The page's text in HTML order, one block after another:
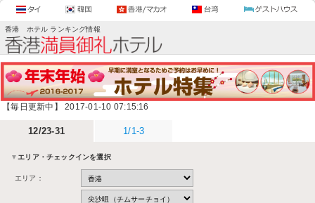
香港 尖沙咀（チムサーチョイ） ホテル 年末年始に泊まれるホテル空室検索
香港 ホテル ランキング情報
【毎日更新中】 2017-01-10 07:15:16
12/23-31 1/1-3
▼ エリア・チェックインを選択
エリア：